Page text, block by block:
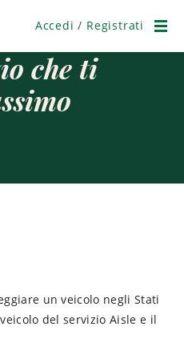
Accedi / Registrati
che ti
un veicolo negli Stati
del servizio Aisle e il